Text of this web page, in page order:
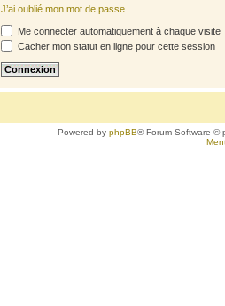
J’ai oublié mon mot de passe
Me connecter automatiquement à chaque visite
Cacher mon statut en ligne pour cette session
Powered byphpBB® Forum Software ©